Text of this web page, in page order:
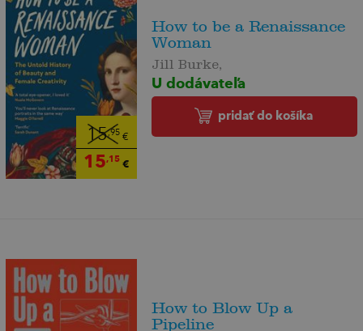
15,95€
15,15€
How to be a Renaissance
Woman
Jill Burke,
U dodávateľa
pridať do košíka
How to Blow Up a
Pipeline